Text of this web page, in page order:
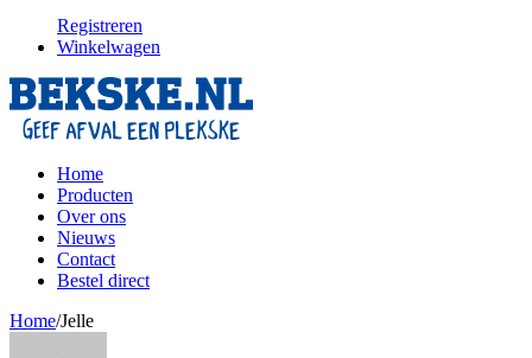
Registreren
Winkelwagen
Home
Producten
Over ons
Nieuws
Contact
Bestel direct
Home/Jelle